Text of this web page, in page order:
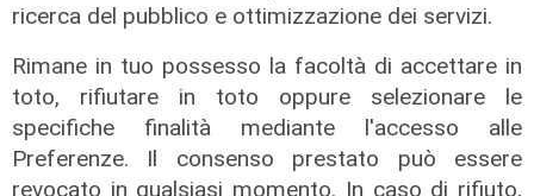
ricerca del pubblico e ottimizzazione dei servizi.
Rimane in tuo possesso la facoltà di accettare in
toto, rifiutare in toto oppure selezionare le
specifiche finalità mediante l'accesso alle
Preferenze. Il consenso prestato può essere
revocato in qualsiasi momento. In caso di rifiuto,
Arte Nomade: la Media Valbisagno
esalta le qualità di giovani artisti
04/08/2026